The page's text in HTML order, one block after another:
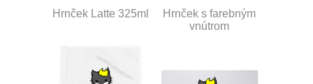
Hrnček Latte 325ml
Hrnček s farebným
vnútrom